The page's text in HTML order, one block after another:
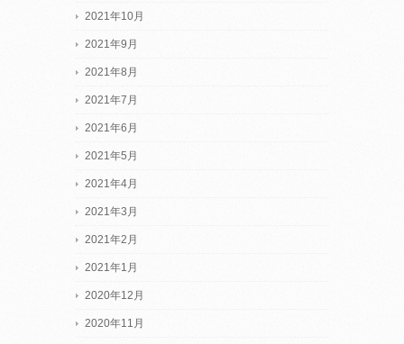
2021年10月
2021年9月
2021年8月
2021年7月
2021年6月
2021年5月
2021年4月
2021年3月
2021年2月
2021年1月
2020年12月
2020年11月